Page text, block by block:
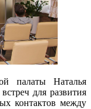
палаты Наталья
для развития
контактов между